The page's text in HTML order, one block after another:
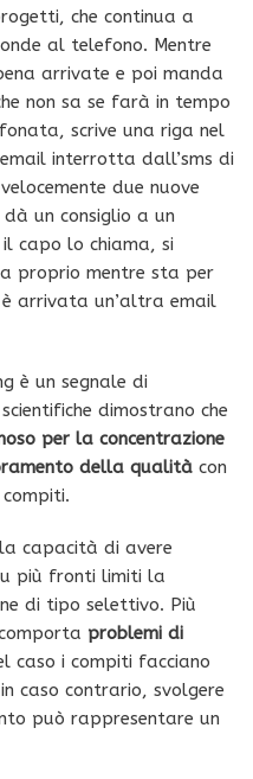
che continua a
al telefono. Mentre
arrivate e poi manda
non sa se farà in tempo
scrive una riga nel
interrotta dall’sms di
due nuove
un consiglio a un
capo lo chiama, si
proprio mentre sta per
arrivata un’altra email
è un segnale di
dimostrano che
per la concentrazione
della qualità con
capacità di avere
più fronti limiti la
di tipo selettivo. Più
problemi di
caso i compiti facciano
caso contrario, svolgere
può rappresentare un